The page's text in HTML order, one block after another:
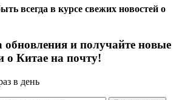
всегда в курсе свежих новостей о
и получайте новые
о Китае на почту!
в день